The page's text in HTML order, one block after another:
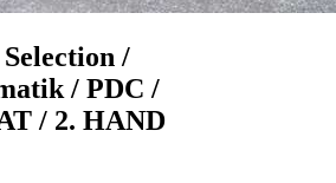
Selection /
/ PDC /
/ 2. HAND